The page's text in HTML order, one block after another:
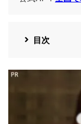
目次
https://ac.m-
ads.jp/